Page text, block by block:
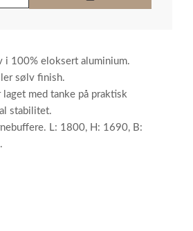
i 100% eloksert aluminium.
sølv finish.
laget med tanke på praktisk
stabilitet.
L: 1800, H: 1690, B: